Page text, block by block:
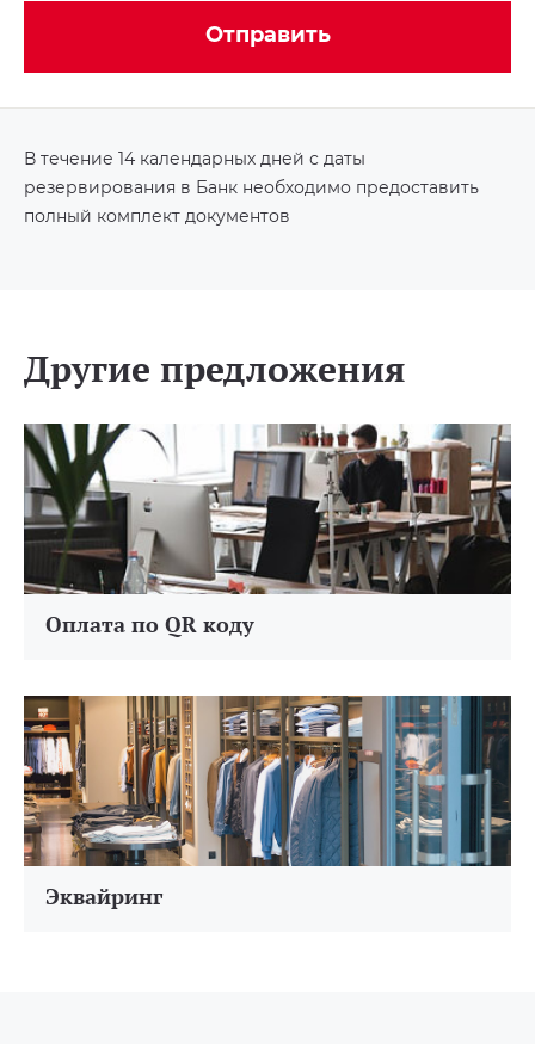
Отправить
В течение 14 календарных дней с даты
резервирования в Банк необходимо предоставить
полный комплект документов
Другие предложения
Оплата по QR коду
Эквайринг